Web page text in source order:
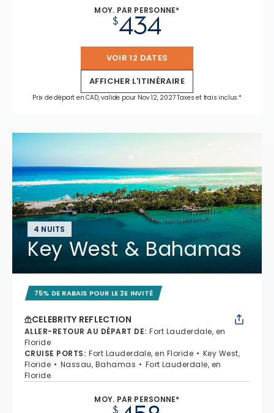
MOY. PAR PERSONNE*
$434
VOIR 12 DATES
AFFICHER L'ITINÉRAIRE
Prix de départ en CAD, valide pour Nov 12, 2027 Taxes et frais inclus.*
4 NUITS
Key West & Bahamas
75% DE RABAIS POUR LE 2E INVITÉ
CELEBRITY REFLECTION
ALLER-RETOUR AU DÉPART DE: Fort Lauderdale, en
Floride
CRUISE PORTS: Fort Lauderdale, en Floride
Key West,
Floride
Nassau, Bahamas
Fort Lauderdale, en
Floride
MOY. PAR PERSONNE*
$